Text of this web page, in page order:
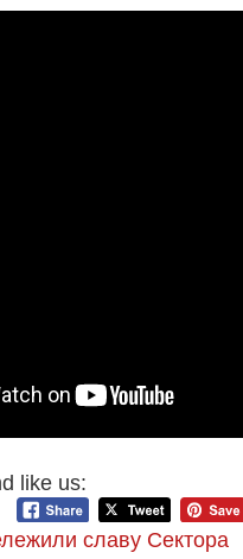
like us:
славу Сектора